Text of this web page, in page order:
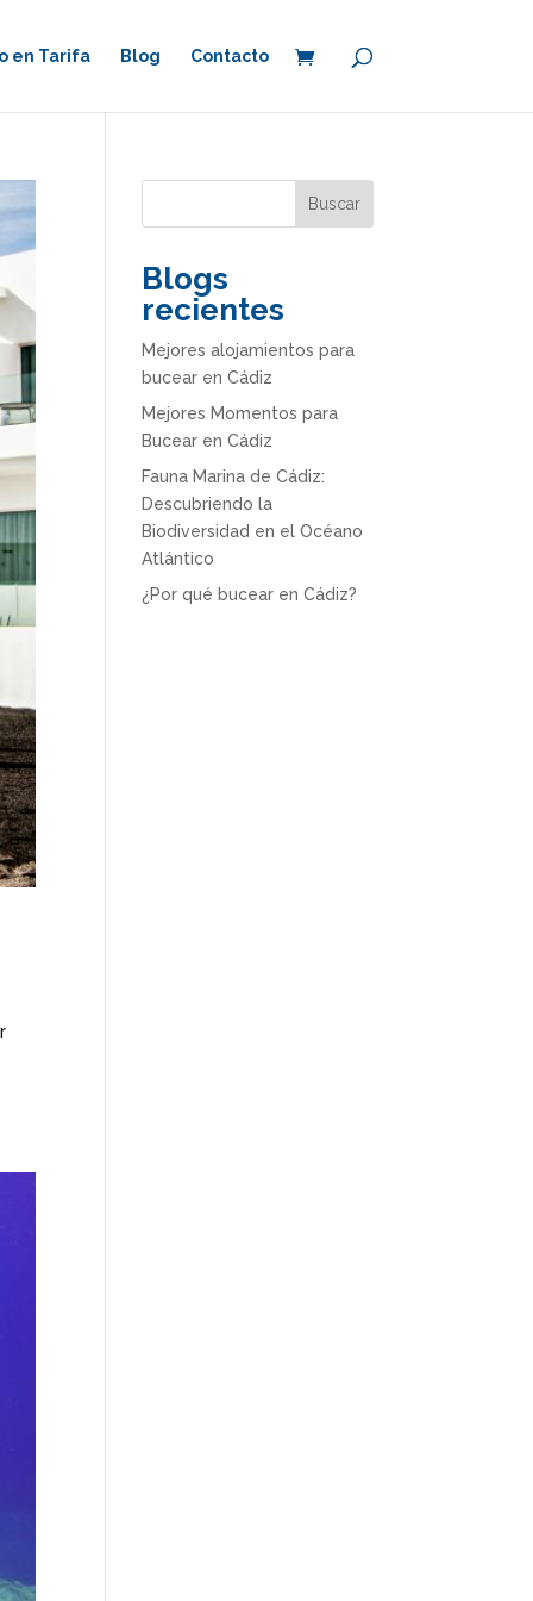
en Tarifa Blog Contacto
Buscar
Blogs
recientes
Mejores alojamientos para
bucear en Cádiz
Mejores Momentos para
Bucear en Cádiz
Fauna Marina de Cádiz:
Descubriendo la
Biodiversidad en el Océano
Atlántico
¿Por qué bucear en Cádiz?